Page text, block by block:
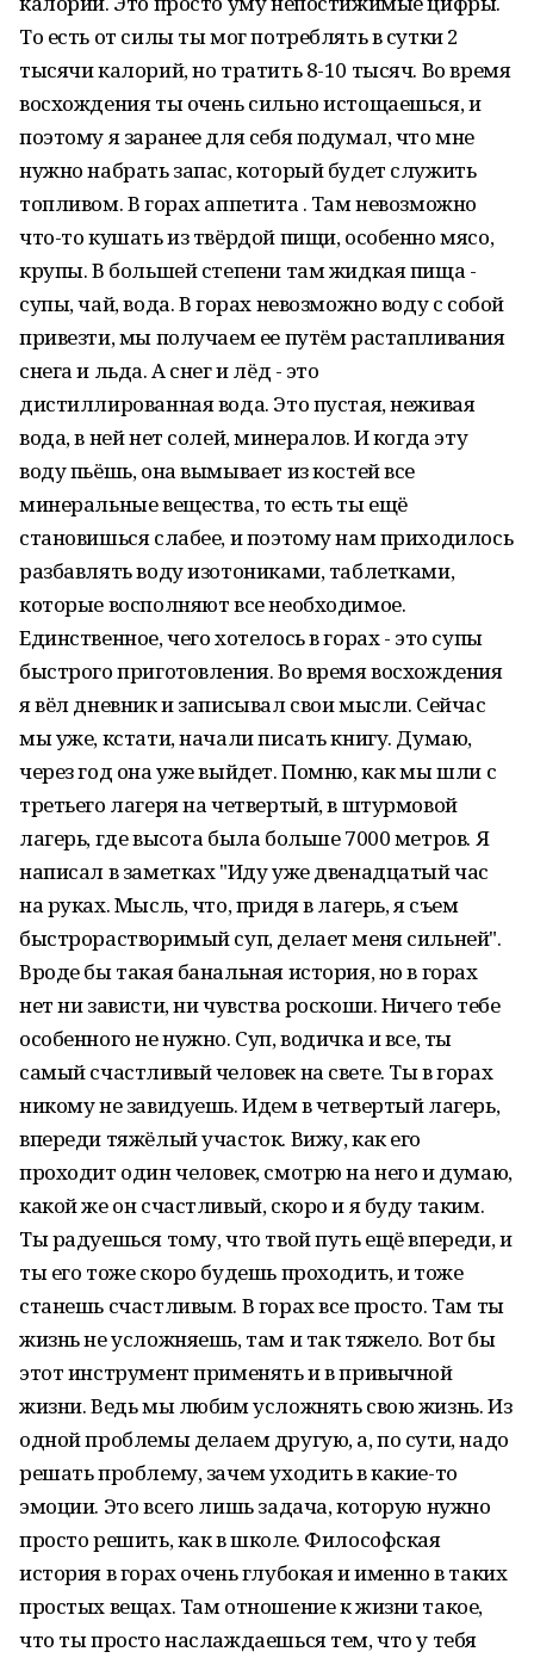
То есть от силы ты мог потреблять в сутки 2
тысячи калорий, но тратить 8-10 тысяч. Во время
восхождения ты очень сильно истощаешься, и
поэтому я заранее для себя подумал, что мне
нужно набрать запас, который будет служить
топливом. В горах аппетита . Там невозможно
что-то кушать из твёрдой пищи, особенно мясо,
крупы. В большей степени там жидкая пища -
супы, чай, вода. В горах невозможно воду с собой
привезти, мы получаем ее путём растапливания
снега и льда. А снег и лёд - это
дистиллированная вода. Это пустая, неживая
вода, в ней нет солей, минералов. И когда эту
воду пьёшь, она вымывает из костей все
минеральные вещества, то есть ты ещё
становишься слабее, и поэтому нам приходилось
разбавлять воду изотониками, таблетками,
которые восполняют все необходимое.
Единственное, чего хотелось в горах - это супы
быстрого приготовления. Во время восхождения
я вёл дневник и записывал свои мысли. Сейчас
мы уже, кстати, начали писать книгу. Думаю,
через год она уже выйдет. Помню, как мы шли с
третьего лагеря на четвертый, в штурмовой
лагерь, где высота была больше 7000 метров. Я
написал в заметках "Иду уже двенадцатый час
на руках. Мысль, что, придя в лагерь, я съем
быстрорастворимый суп, делает меня сильней".
Вроде бы такая банальная история, но в горах
нет ни зависти, ни чувства роскоши. Ничего тебе
особенного не нужно. Суп, водичка и все, ты
самый счастливый человек на свете. Ты в горах
никому не завидуешь. Идем в четвертый лагерь,
впереди тяжёлый участок. Вижу, как его
проходит один человек, смотрю на него и думаю,
какой же он счастливый, скоро и я буду таким.
Ты радуешься тому, что твой путь ещё впереди, и
ты его тоже скоро будешь проходить, и тоже
станешь счастливым. В горах все просто. Там ты
жизнь не усложняешь, там и так тяжело. Вот бы
этот инструмент применять и в привычной
жизни. Ведь мы любим усложнять свою жизнь. Из
одной проблемы делаем другую, а, по сути, надо
решать проблему, зачем уходить в какие-то
эмоции. Это всего лишь задача, которую нужно
просто решить, как в школе. Философская
история в горах очень глубокая и именно в таких
простых вещах. Там отношение к жизни такое,
что ты просто наслаждаешься тем, что у тебя